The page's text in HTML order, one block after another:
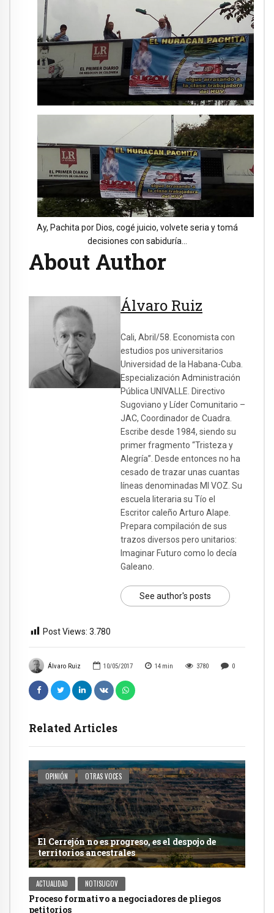
Álvaro Ruiz 10/05/2017 14 min 3780 0
Related Articles
OPINIÓN OTRAS VOCES
El Cerrejón no es progreso, es el despojo de
territorios ancestrales
ACTUALIDAD NOTISUGOV
Proceso formativo a negociadores de pliegos
petitorios
Ay, Pachita por Dios, cogé juicio, volvete seria y tomá
decisiones con sabiduría…
About Author
Álvaro Ruiz
Cali, Abril/58. Economista con
estudios pos universitarios
Universidad de la Habana-Cuba.
Especialización Administración
Pública UNIVALLE. Directivo
Sugoviano y Líder Comunitario –
JAC, Coordinador de Cuadra.
Escribe desde 1984, siendo su
primer fragmento “Tristeza y
Alegría”. Desde entonces no ha
cesado de trazar unas cuantas
líneas denominadas MI VOZ. Su
escuela literaria su Tío el
Escritor caleño Arturo Alape.
Prepara compilación de sus
trazos diversos pero unitarios:
Imaginar Futuro como lo decía
Galeano.
See author's posts
Post Views: 3.780